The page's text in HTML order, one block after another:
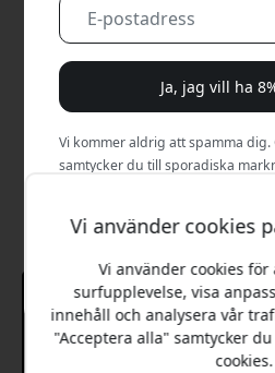
Vi använder cookies
Vi använder cookies
surfupplevelse, visa
innehåll och analysera vår
"Acceptera alla" samtycker
cookies.
Ja, jag vill ha
Vi kommer aldrig att spamma
samtycker du till sporadiska
Nej, jag betalar